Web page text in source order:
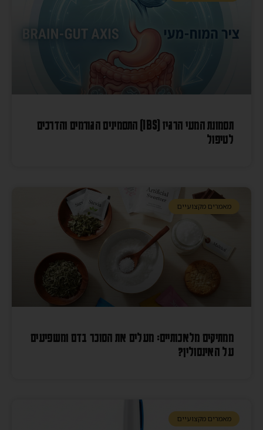
תסמונת המעי הרגיז (IBS) התסמינים הגורמים והדרכים
לטיפול
מאמרים מקצועיים
ממתיקים מלאכותיים: מעלים את הסוכר בדם ומשפיעים
על האינסולין?
מאמרים מקצועיים